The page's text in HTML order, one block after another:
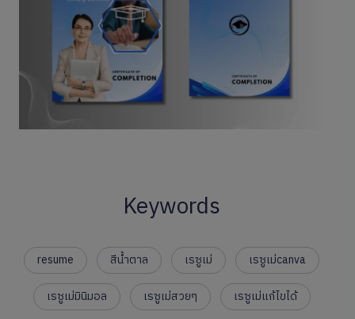
Keywords
resume สีน้ำตาล เรซูเม่
เรซูเม่canva
เรซูเม่มินิมอล
เรซูเม่สวยๆ
เรซูเม่แก้ไขได้